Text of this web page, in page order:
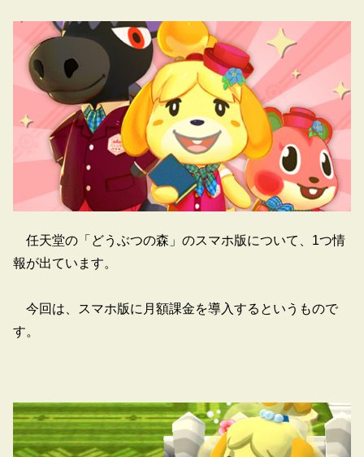
任天堂の「どうぶつの森」のスマホ版について、1つ情
報が出ています。
今回は、スマホ版に月額課金を導入するというもので
す。